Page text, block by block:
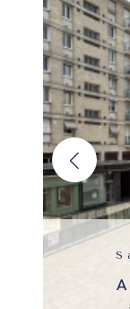
Saint-Germain-en-
A